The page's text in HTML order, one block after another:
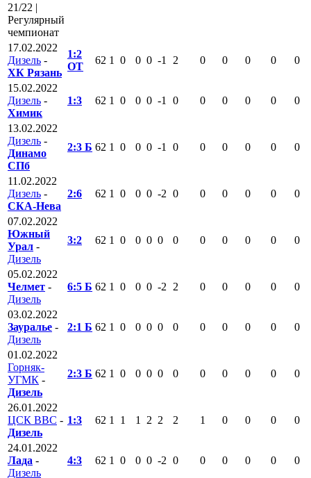
21/22 |
Регулярный
чемпионат
17.02.2022
Дизель -
ХК Рязань
1:2
ОТ
62 1 0 0 0 -1 2 0 0 0 0 0
15.02.2022
Дизель -
Химик
1:3 62 1 0 0 0 -1 0 0 0 0 0 0
13.02.2022
Дизель -
Динамо
СПб
2:3 Б 62 1 0 0 0 -1 0 0 0 0 0 0
11.02.2022
Дизель -
СКА-Нева
2:6 62 1 0 0 0 -2 0 0 0 0 0 0
07.02.2022
Южный
Урал -
Дизель
3:2 62 1 0 0 0 0 0 0 0 0 0 0
05.02.2022
Челмет -
Дизель
6:5 Б 62 1 0 0 0 -2 2 0 0 0 0 0
03.02.2022
Зауралье -
Дизель
2:1 Б 62 1 0 0 0 0 0 0 0 0 0 0
01.02.2022
Горняк-
УГМК -
Дизель
2:3 Б 62 1 0 0 0 0 0 0 0 0 0 0
26.01.2022
ЦСК ВВС -
Дизель
1:3 62 1 1 1 2 2 2 1 0 0 0 0
24.01.2022
Лада -
Дизель
4:3 62 1 0 0 0 -2 0 0 0 0 0 0